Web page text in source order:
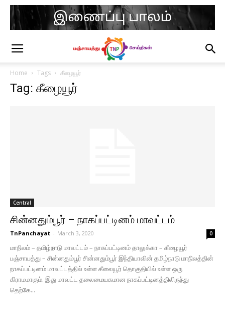
Home Tags கீழையூர்
Tag: கீழையூர்
Central
சின்னதும்பூர் – நாகப்பட்டினம் மாவட்டம்
TnPanchayat - March 3, 2020 0
மாநிலம் – தமிழ்நாடு மாவட்டம் – நாகப்பட்டினம் தாலுக்கா – கீழையூர்
பஞ்சாயத்து – சின்னதும்பூர் சின்னதும்பூர் இந்தியாவின் தமிழ்நாடு மாநிலத்தின்
நாகப்பட்டினம் மாவட்டத்தில் உள்ள கீலையூர் தொகுதியில் உள்ள ஒரு
கிராமமாகும். இது மாவட்ட தலைமையகமான நாகப்பட்டினத்திலிருந்து
தெற்கே...